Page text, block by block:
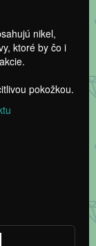
nikel,
ktoré by čo i
pokožkou.